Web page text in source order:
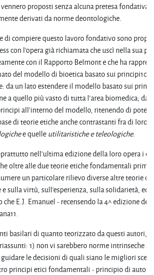
proposti senza alcuna pretesa fondativa
derivati da norme deontologiche.
di compiere questo lavoro fondativo sono
con l'opera già richiamata che uscì nella sua
con il Rapporto Belmont e che ha
del modello di bioetica basato sui principi10.
da un lato estendere il modello basato sui
a quello più vasto di tutta l'area biomedica;
all'interno del modello, ritenendo di poter
di teorie etiche anche contrastanti fra di loro
e quelleutilitaristicheeteleologiche.
nell'ultima edizione della loro opera i
oltre alle due teorie etiche fondamentali
un particolare rilievo diverse altre teorie
sulla virtù, sull'esperienza, sulla solidarietà, ed
che E.J. Emanuel - recensendo la 4^ edizione
basilari di quanto teorizzato da questi autori, i
1) non vi sarebbero norme intrinseche
guidare le decisioni di quali siano le migliori
principi etici fondamentali - principio di